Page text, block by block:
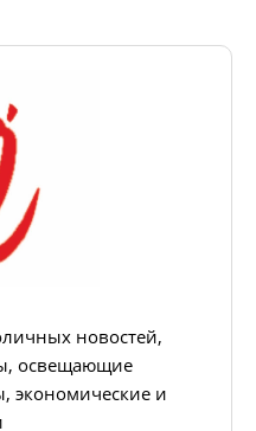
новостей,
освещающие
экономические и